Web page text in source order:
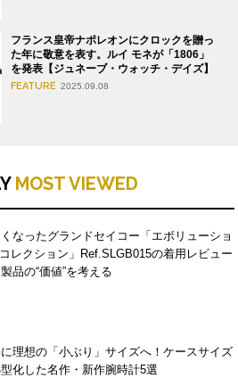
フランス皇帝ナポレオンにクロックを贈っ
た年に敬意を表す。ルイ モネが「1806」
を発表【ジュネーブ・ウォッチ・デイズ】
FEATURE 2025.09.08
MOST VIEWED
なったグランドセイコー「エボリューショ
レクション」Ref.SLGB015の着用レビュー
品の“価値”を考える
理想の「小ぶり」サイズへ！ケースサイズ
化した名作・新作腕時計5選